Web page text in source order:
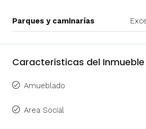
Parques y caminarías
Caracteristicas del Inmueble
Amueblado
Area Social